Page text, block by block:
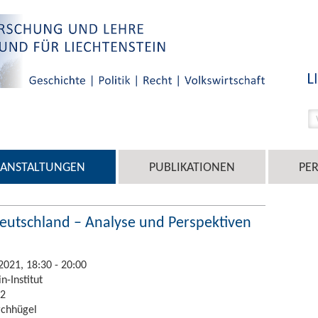
PUBLIKATIONEN
– Analyse und Perspektiven
18:30 - 20:00
Institut